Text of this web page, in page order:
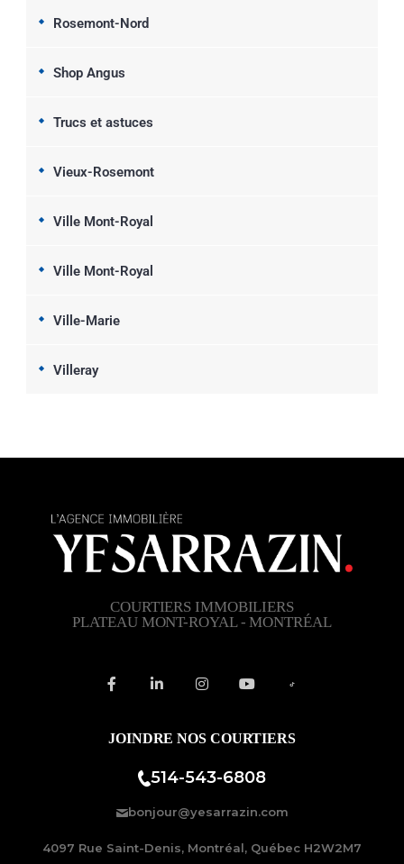
Rosemont-Nord
Shop Angus
Trucs et astuces
Vieux-Rosemont
Ville Mont-Royal
Ville Mont-Royal
Ville-Marie
Villeray
COURTIERS IMMOBILIERS
PLATEAU MONT-ROYAL - MONTRÉAL
JOINDRE NOS COURTIERS
514-543-6808
bonjour@yesarrazin.com
4097 Rue Saint-Denis, Montréal, Québec H2W2M7